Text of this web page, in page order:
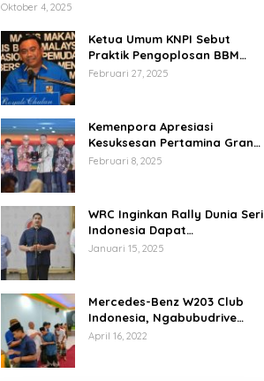
Oktober 4, 2025
Ketua Umum KNPI Sebut
Praktik Pengoplosan BBM
Cederai Kepercayaan
Februari 27, 2025
Kemenpora Apresiasi
Kesuksesan Pertamina Grand
Prix of Indonesia 2024
Februari 8, 2025
WRC Inginkan Rally Dunia Seri
Indonesia Dapat
Terselenggara 2026
Januari 15, 2025
Mercedes-Benz W203 Club
Indonesia, Ngabubudrive
Ramadhan 2022
April 16, 2022